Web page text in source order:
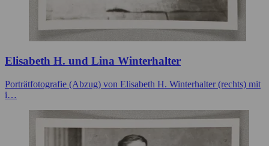
Elisabeth H. und Lina Winterhalter
Porträtfotografie (Abzug) von Elisabeth H. Winterhalter (rechts) mit
i…